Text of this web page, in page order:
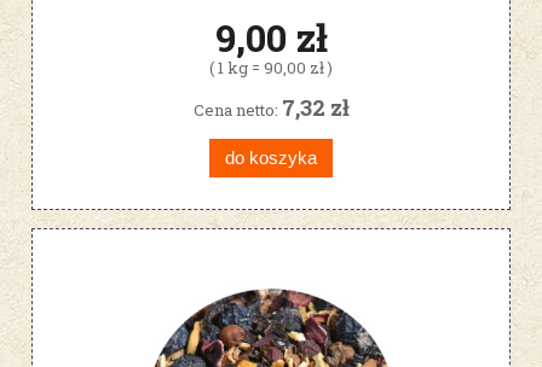
9,00 zł
( 1 kg = 90,00 zł )
Cena netto: 7,32 zł
do koszyka